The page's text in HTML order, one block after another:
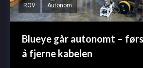
ROV Autonom
Blueye går autonomt –
å fjerne kabelen